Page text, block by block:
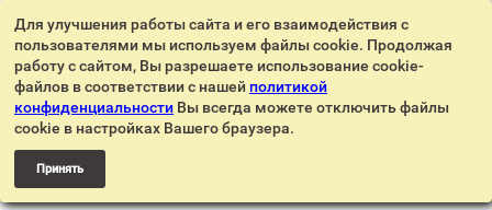
Для улучшения работы сайта и его взаимодействия с
пользователями мы используем файлы cookie. Продолжая
работу с сайтом, Вы разрешаете использование cookie-
файлов в соответствии с нашей политикой
конфиденциальности Вы всегда можете отключить файлы
cookie в настройках Вашего браузера.
Принять